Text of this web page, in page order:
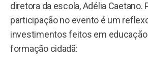
diretora da escola, Adélia Caetano.
participação no evento é um
investimentos feitos em educação
formação cidadã: